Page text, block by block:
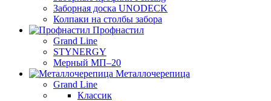
Заборная доска UNODECK
Колпаки на столбы забора
Профнастил
Grand Line
STYNERGY
Мерный МП–20
Металлочерепица
Grand Line
Классик